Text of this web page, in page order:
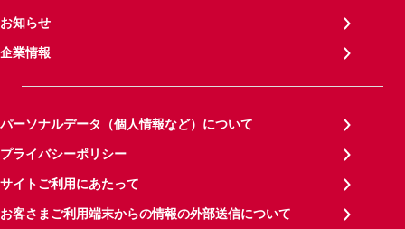
お知らせ
企業情報
パーソナルデータ（個人情報など）について
プライバシーポリシー
サイトご利用にあたって
お客さまご利用端末からの情報の外部送信について